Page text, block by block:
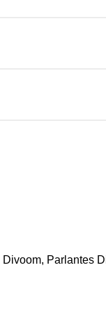
Divoom, Parlantes